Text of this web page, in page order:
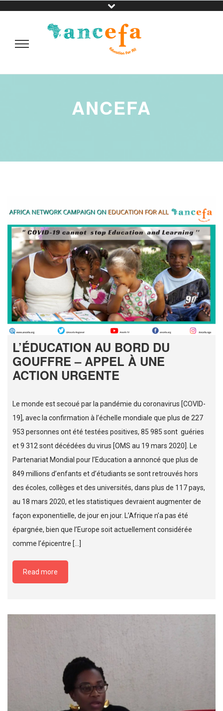
ANCEFA
L’ÉDUCATION AU BORD DU
GOUFFRE – APPEL À UNE
ACTION URGENTE
Le monde est secoué par la pandémie du coronavirus [COVID-
19], avec la confirmation à l’échelle mondiale que plus de 227
953 personnes ont été testées positives, 85 985 sont guéries
et 9 312 sont décédées du virus [OMS au 19 mars 2020]. Le
Partenariat Mondial pour l’Education a annoncé que plus de
849 millions d’enfants et d’étudiants se sont retrouvés hors
des écoles, collèges et des universités, dans plus de 117 pays,
au 18 mars 2020, et les statistiques devraient augmenter de
façon exponentielle, de jour en jour. L’Afrique n’a pas été
épargnée, bien que l’Europe soit actuellement considérée
comme l’épicentre […]
Read more